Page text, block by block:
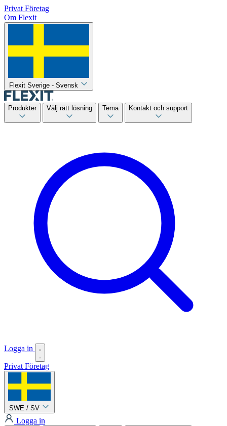
Privat Företag
Om Flexit
Flexit Sverige - Svensk
Produkter Välj rätt lösning Tema Kontakt och support
Logga in
Privat Företag
SWE / SV
Logga in